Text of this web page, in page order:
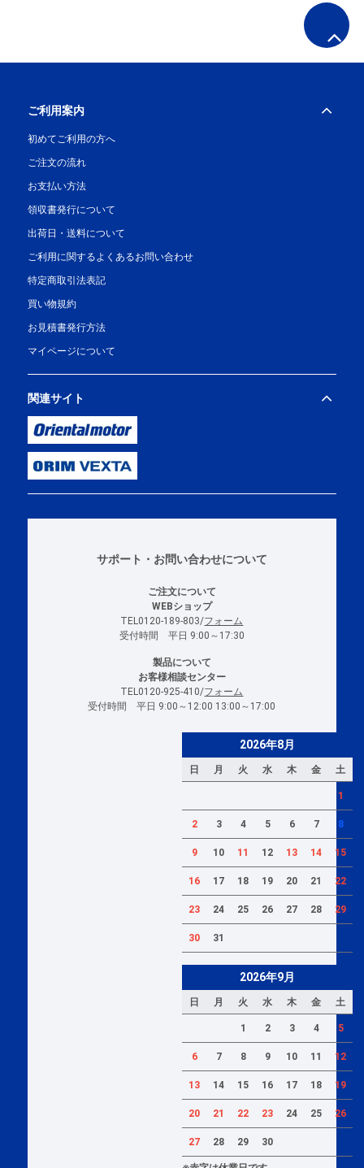
ご利用案内
初めてご利用の方へ
ご注文の流れ
お支払い方法
領収書発行について
出荷日・送料について
ご利用に関するよくあるお問い合わせ
特定商取引法表記
買い物規約
お見積書発行方法
マイページについて
関連サイト
サポート・お問い合わせについて
ご注文について
WEBショップ
TEL0120-189-803/フォーム
受付時間 平日 9:00～17:30
製品について
お客様相談センター
TEL0120-925-410/フォーム
受付時間 平日 9:00～12:00 13:00～17:00
2026年8月
日 月 火 水 木 金 土
1
2 3 4 5 6 7 8
9 10 11 12 13 14 15
16 17 18 19 20 21 22
23 24 25 26 27 28 29
30 31
2026年9月
日 月 火 水 木 金 土
1 2 3 4 5
6 7 8 9 10 11 12
13 14 15 16 17 18 19
20 21 22 23 24 25 26
27 28 29 30